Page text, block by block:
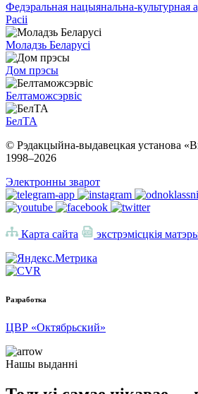
Федэральная нацыянальна-культурная
Расіі
Моладзь Беларусі
Дом прэсы
Белтаможсэрвіс
БелТА
© Рэдакцыйна-выдавецкая установа
1998–2026
Электронны зварот
Карта сайта экстрэмісцкія
Разработка
ЦВР «Октябрьский»
Нашы выданні